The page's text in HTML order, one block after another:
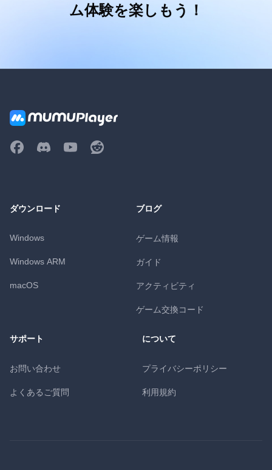
ム体験を楽しもう！
ダウンロード
Windows
Windows ARM
macOS
ブログ
ゲーム情報
ガイド
アクティビティ
ゲーム交換コード
サポート
お問い合わせ
よくあるご質問
について
プライバシーポリシー
利用規約